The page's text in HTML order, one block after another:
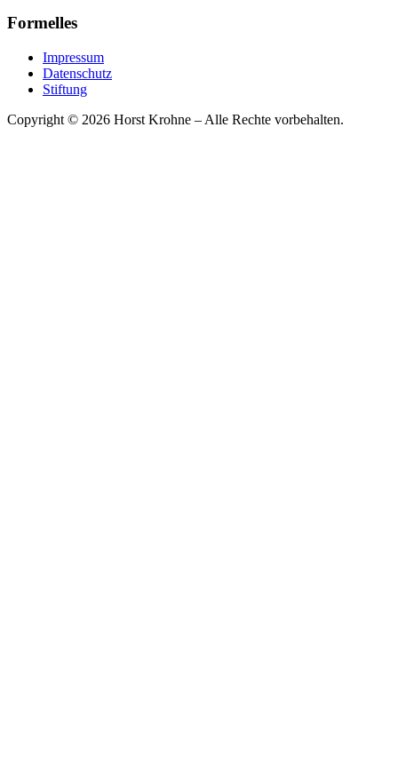
Formelles
Impressum
Datenschutz
Stiftung
Copyright © 2026 Horst Krohne – Alle Rechte vorbehalten.